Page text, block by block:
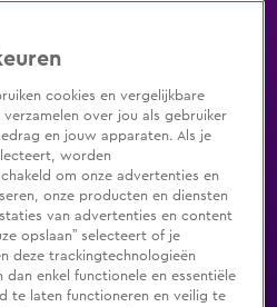
Zenders Genres
Shop
cookies en vergelijkbare
over jou als gebruiker
en jouw apparaten. Als je
worden
om onze advertenties en
onze producten en diensten
van advertenties en content
opslaan” selecteert of je
deze trackingtechnologieën
dan enkel functionele en essentiële
te laten functioneren en veilig te